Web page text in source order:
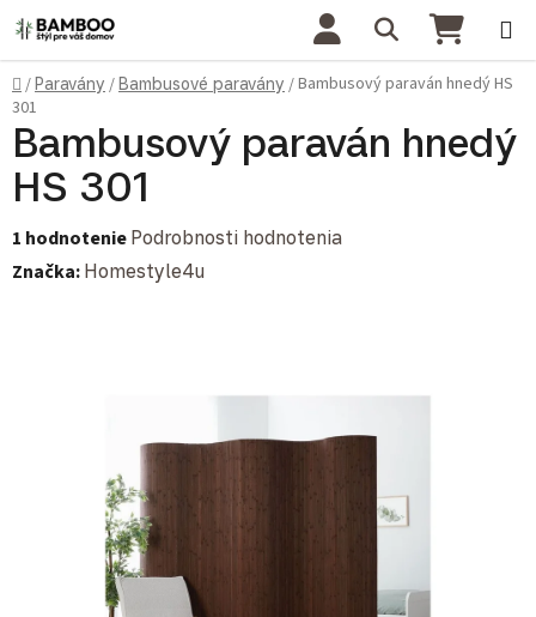
Prejsť na obsah Hľadať
Domov
/Paravány /Bambusové paravány /Bambusový paraván hnedý HS
301
Bambusový paraván hnedý
HS 301
Priemerné hodnotenie produktu je 1,0 z 5 hviezdičiek.
1 hodnotenie Podrobnosti hodnotenia
Značka: Homestyle4u